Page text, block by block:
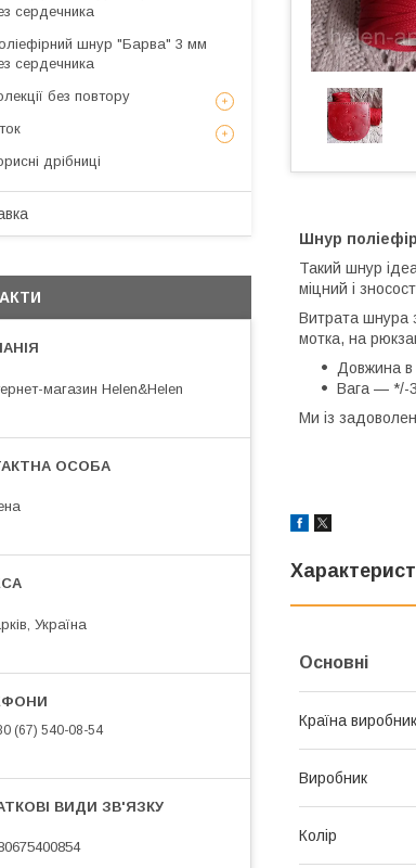
Шнур
Такий шнур
міцний і
Витрата шнура
мотка, на
Довжина в
Вага — */-
Ми із
Основні
Країна виробник
Виробник
Колір
сердечника
шнур "Барва" 3 мм
сердечника
без повтору
дрібниці
магазин Helen&Helen
Україна
(67) 540-08-54